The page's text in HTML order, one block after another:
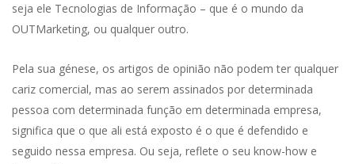
seja ele Tecnologias de Informação – que é o mundo da
OUTMarketing, ou qualquer outro.
Pela sua génese, os artigos de opinião não podem ter qualquer
cariz comercial, mas ao serem assinados por determinada
pessoa com determinada função em determinada empresa,
significa que o que ali está exposto é o que é defendido e
seguido nessa empresa. Ou seja, reflete o seu know-how e